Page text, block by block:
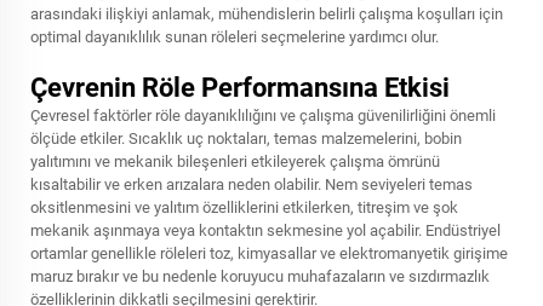
arasındaki ilişkiyi anlamak, mühendislerin belirli çalışma koşulları için
optimal dayanıklılık sunan röleleri seçmelerine yardımcı olur.
Çevrenin Röle Performansına Etkisi
Çevresel faktörler röle dayanıklılığını ve çalışma güvenilirliğini önemli
ölçüde etkiler. Sıcaklık uç noktaları, temas malzemelerini, bobin
yalıtımını ve mekanik bileşenleri etkileyerek çalışma ömrünü
kısaltabilir ve erken arızalara neden olabilir. Nem seviyeleri temas
oksitlenmesini ve yalıtım özelliklerini etkilerken, titreşim ve şok
mekanik aşınmaya veya kontaktın sekmesine yol açabilir. Endüstriyel
ortamlar genellikle röleleri toz, kimyasallar ve elektromanyetik girişime
maruz bırakır ve bu nedenle koruyucu muhafazaların ve sızdırmazlık
özelliklerinin dikkatli seçilmesini gerektirir.